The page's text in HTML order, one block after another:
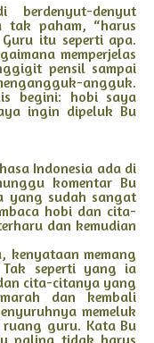
berdenyut-denyut
tak paham, “harus
itu seperti apa.
memperjelas
pensil sampai
angguk.
begini: hobi saya
ingin dipeluk Bu
Indonesia ada di
komentar Bu
yang sudah sangat
hobi dan cita-
dan kemudian
kenyataan memang
seperti yang ia
cita-citanya yang
dan kembali
memeluk
guru. Kata Bu
paling tidak harus